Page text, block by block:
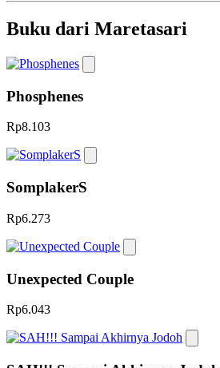
Buku dari Maretasari
Phosphenes
Rp8.103
SomplakerS
Rp6.273
Unexpected Couple
Rp6.043